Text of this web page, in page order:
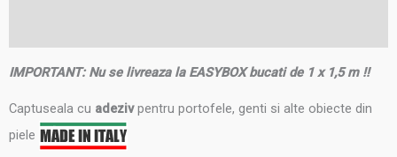
IMPORTANT: Nu se livreaza la EASYBOX bucati de 1 x 1,5 m !!
Captuseala cu adezivpentru portofele, genti si alte obiecte din
piele